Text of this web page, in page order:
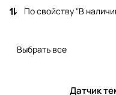
По свойству "В
Выбрать все
Датчик